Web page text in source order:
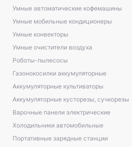
Умные автоматические кофемашины
Умные мобильные кондиционеры
Умные конвекторы
Умные очистители воздуха
Роботы-пылесосы
Газонокосилки аккумуляторные
Аккумуляторные культиваторы
Аккумуляторные кусторезы, сучкорезы
Варочные панели электрические
Холодильники автомобильные
Портативные зарядные станции